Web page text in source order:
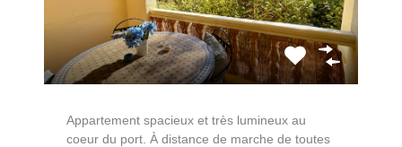
Appartement spacieux et très lumineux au
coeur du port. À distance de marche de toutes